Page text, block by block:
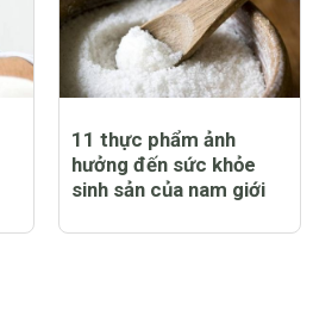
11 thực phẩm ảnh
hưởng đến sức khỏe
sinh sản của nam giới